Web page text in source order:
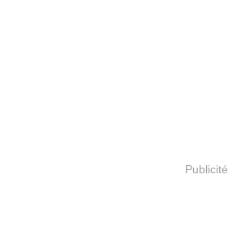
Publicité